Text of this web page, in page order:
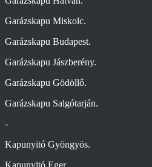
Garázskapu Miskolc.
Garázskapu Budapest.
Garázskapu Jászberény.
Garázskapu Gödöllő.
Garázskapu Salgótarján.
-
Kapunyitó Gyöngyös.
Kapunyitó Eger.